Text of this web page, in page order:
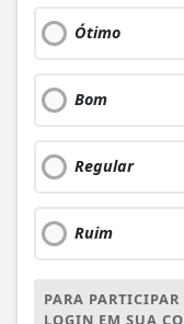
Ótimo
Bom
Regular
Ruim
PARA